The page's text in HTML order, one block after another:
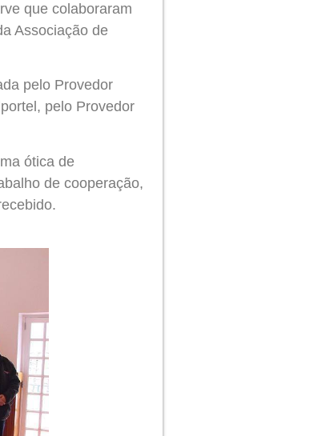
que colaboraram
Associação de
pelo Provedor
pelo Provedor
ótica de
de cooperação,